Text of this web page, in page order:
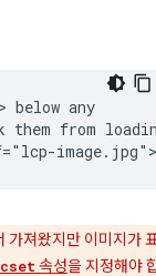
below any
them from
가져왔지만 이미지가
속성을 지정해야